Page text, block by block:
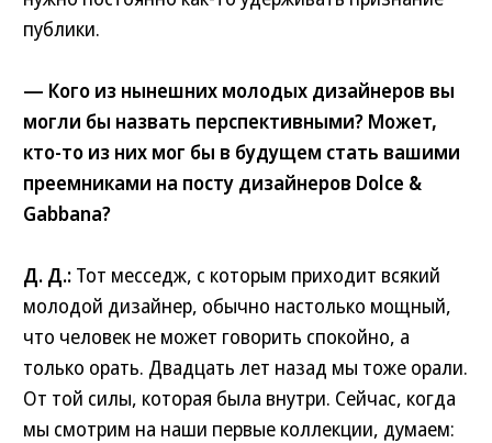
публики.
— Кого из нынешних молодых дизайнеров вы
могли бы назвать перспективными? Может,
кто-то из них мог бы в будущем стать вашими
преемниками на посту дизайнеров Dolce &
Gabbana?
Д. Д.: Тот месседж, с которым приходит всякий
молодой дизайнер, обычно настолько мощный,
что человек не может говорить спокойно, а
только орать. Двадцать лет назад мы тоже орали.
От той силы, которая была внутри. Сейчас, когда
мы смотрим на наши первые коллекции, думаем: